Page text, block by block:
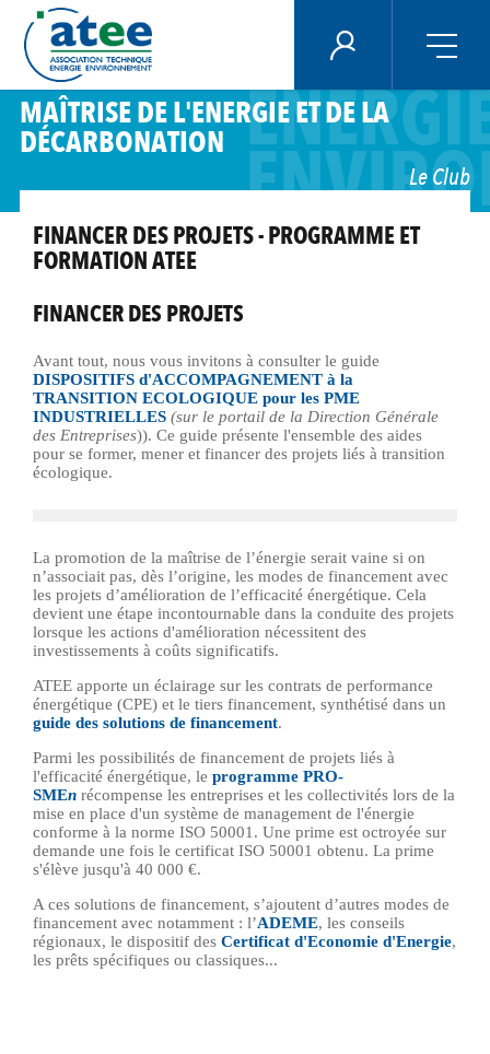
Aller
contenu
principal
ÉNERGIE PLUS
MAÎTRISE DE L'ENERGIE ET DE LA
DÉCARBONATION
Le Club
FINANCER DES PROJETS - PROGRAMME ET
FORMATION ATEE
FINANCER DES PROJETS
Avant tout, nous vous invitons à consulter le guide
DISPOSITIFS d'ACCOMPAGNEMENT à la
TRANSITION ECOLOGIQUE pour les PME
INDUSTRIELLES (sur le portail de la Direction Générale
des Entreprises)). Ce guide présente l'ensemble des aides
pour se former, mener et financer des projets liés à transition
écologique.
La promotion de la maîtrise de l’énergie serait vaine si on
n’associait pas, dès l’origine, les modes de financement avec
les projets d’amélioration de l’efficacité énergétique. Cela
devient une étape incontournable dans la conduite des projets
lorsque les actions d'amélioration nécessitent des
investissements à coûts significatifs.
ATEE apporte un éclairage sur les contrats de performance
énergétique (CPE) et le tiers financement, synthétisé dans un
guide des solutions de financement.
Parmi les possibilités de financement de projets liés à
l'efficacité énergétique, le programme PRO-
SMEnrécompense les entreprises et les collectivités lors de la
mise en place d'un système de management de l'énergie
conforme à la norme ISO 50001. Une prime est octroyée sur
demande une fois le certificat ISO 50001 obtenu. La prime
s'élève jusqu'à 40 000 €.
A ces solutions de financement, s’ajoutent d’autres modes de
financement avec notamment : l’ADEME, les conseils
régionaux, le dispositif des Certificat d'Economie d'Energie,
les prêts spécifiques ou classiques...
Panneau de gestion des cookies